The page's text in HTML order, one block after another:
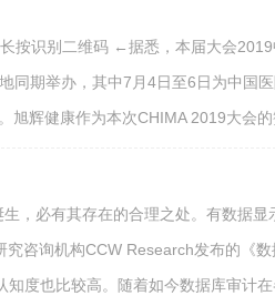
按识别二维码 ←据悉，本届大会
期举办，其中7月4日至6日为中国
辉健康作为本次CHIMA 2019大会
，必有其存在的合理之处。有数据
咨询机构CCW Research发布的《
度也比较高。随着如今数据库审计